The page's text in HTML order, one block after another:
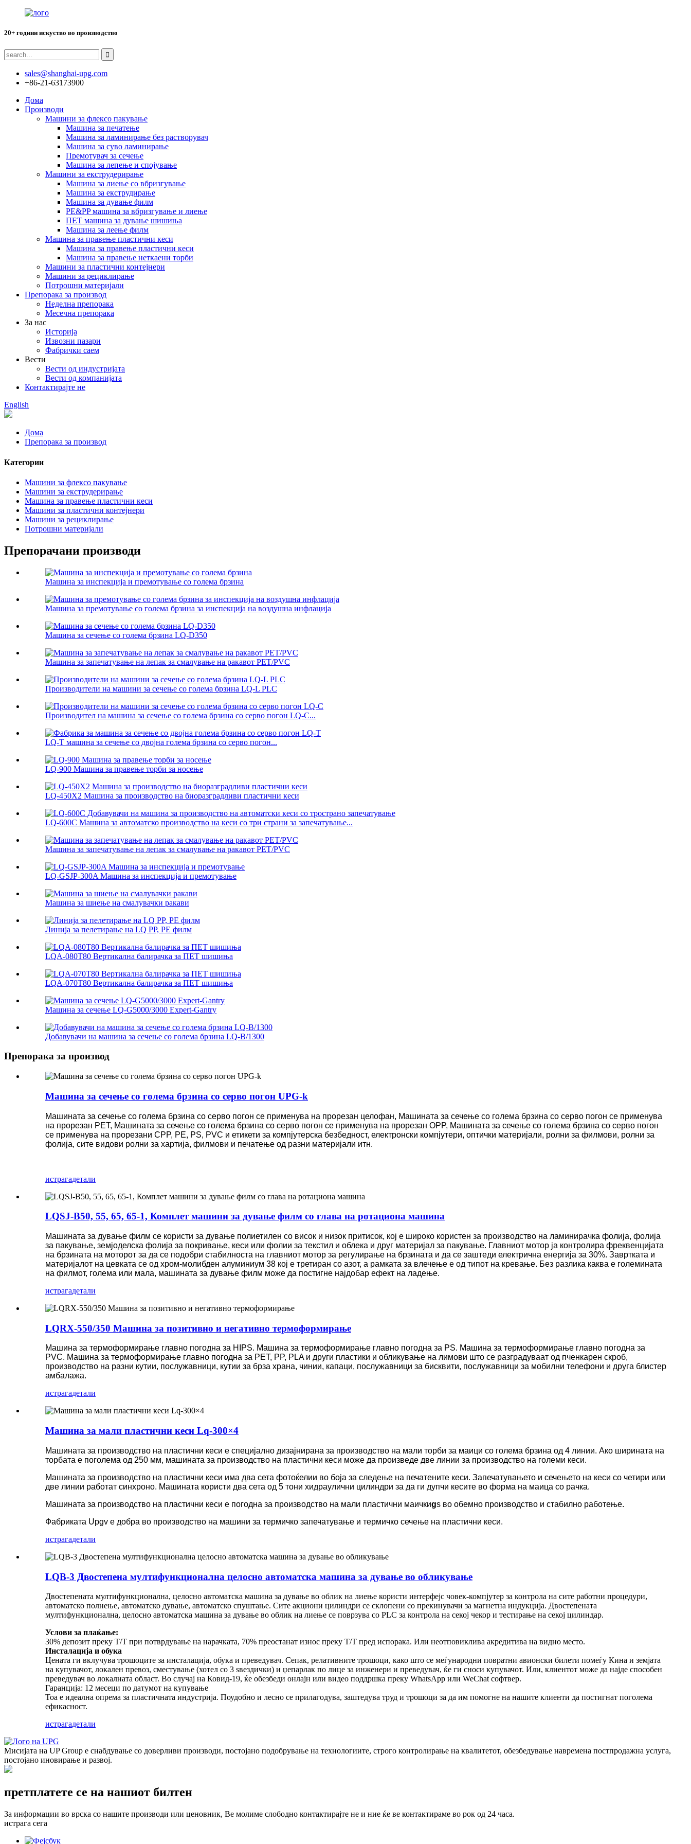
20+ години искуство во производство
sales@shanghai-upg.com
+86-21-63173900
Дома
Производи
Машини за флексо пакување
Машина за печатење
Машина за ламинирање без растворувач
Машина за суво ламинирање
Премотувач за сечење
Машина за лепење и спојување
Машини за екструдерирање
Машина за лиење со вбризгување
Машина за екструдирање
Машина за дување филм
PE&PP машина за вбризгување и лиење
ПЕТ машина за дување шишиња
Машина за леење филм
Машина за правење пластични кеси
Машина за правење пластични кеси
Машина за правење неткаени торби
Машини за пластични контејнери
Машини за рециклирање
Потрошни материјали
Препорака за производ
Неделна препорака
Месечна препорака
За нас
Историја
Извозни пазари
Фабрички саем
Вести
Вести од индустријата
Вести од компанијата
Контактирајте не
English
Дома
Препорака за производ
Категории
Машини за флексо пакување
Машини за екструдерирање
Машина за правење пластични кеси
Машини за пластични контејнери
Машини за рециклирање
Потрошни материјали
Препорачани производи
Машина за инспекција и премотување со голема брзина
Машина за премотување со голема брзина за инспекција на воздушна инфлација
Машина за сечење со голема брзина LQ-D350
Машина за запечатување на лепак за смалување на ракавот PET/PVC
Производители на машини за сечење со голема брзина LQ-L PLC
Производител на машина за сечење со голема брзина со серво погон LQ-C...
LQ-T машина за сечење со двојна голема брзина со серво погон...
LQ-900 Машина за правење торби за носење
LQ-450X2 Машина за производство на биоразградливи пластични кеси
LQ-600C Машина за автоматско производство на кеси со три страни за запечатување...
Машина за запечатување на лепак за смалување на ракавот PET/PVC
LQ-GSJP-300A Машина за инспекција и премотување
Машина за шиење на смалувачки ракави
Линија за пелетирање на LQ PP, PE филм
LQA-080T80 Вертикална балирачка за ПЕТ шишиња
LQA-070T80 Вертикална балирачка за ПЕТ шишиња
Машина за сечење LQ-G5000/3000 Expert-Gantry
Добавувачи на машина за сечење со голема брзина LQ-B/1300
Препорака за производ
Машина за сечење со голема брзина со серво погон UPG-k
Машината за сечење со голема брзина со серво погон се применува на прорезан целофан, Машината за сечење со голема брзина со серво погон се применува
на прорезан PET, Машината за сечење со голема брзина со серво погон се применува на прорезан OPP, Машината за сечење со голема брзина со серво погон
се применува на прорезани CPP, PE, PS, PVC и етикети за компјутерска безбедност, електронски компјутери, оптички материјали, ролни за филмови, ролни за
фолија, сите видови ролни за хартија, филмови и печатење од разни материјали итн.
истрагадетали
LQSJ-B50, 55, 65, 65-1, Комплет машини за дување филм со глава на ротациона машина
Машината за дување филм се користи за дување полиетилен со висок и низок притисок, кој е широко користен за производство на ламинирачка фолија, фолија
за пакување, земјоделска фолија за покривање, кеси или фолии за текстил и облека и друг материјал за пакување. Главниот мотор ја контролира фреквенцијата
на брзината на моторот за да се подобри стабилноста на главниот мотор за регулирање на брзината и да се заштеди електрична енергија за 30%. Завртката и
материјалот на цевката се од хром-молибден алуминиум 38 кој е третиран со азот, а рамката за влечење е од типот на кревање. Без разлика каква е големината
на филмот, голема или мала, машината за дување филм може да постигне најдобар ефект на ладење.
истрагадетали
LQRX-550/350 Машина за позитивно и негативно термоформирање
Машина за термоформирање главно погодна за HIPS. Машина за термоформирање главно погодна за PS. Машина за термоформирање главно погодна за
PVC. Машина за термоформирање главно погодна за PET, PP, PLA и други пластики и обликување на лимови што се разградуваат од пченкарен скроб,
производство на разни кутии, послужавници, кутии за брза храна, чинии, капаци, послужавници за бисквити, послужавници за мобилни телефони и друга блистер
амбалажа.
истрагадетали
Машина за мали пластични кеси Lq-300×4
Машината за производство на пластични кеси е специјално дизајнирана за производство на мали торби за маици со голема брзина од 4 линии. Ако ширината на
торбата е поголема од 250 мм, машината за производство на пластични кеси може да произведе две линии за производство на големи кеси.
Машината за производство на пластични кеси има два сета фотоќелии во боја за следење на печатените кеси. Запечатувањето и сечењето на кеси со четири или
две линии работат синхроно. Машината користи два сета од 5 тони хидраулични цилиндри за да ги дупчи кесите во форма на маица со рачка.
Машината за производство на пластични кеси е погодна за производство на мали пластични маичкиgs во обемно производство и стабилно работење.
Фабриката Upgv е добра во производство на машини за термичко запечатување и термичко сечење на пластични кеси.
истрагадетали
LQB-3 Двостепена мултифункционална целосно автоматска машина за дување во обликување
Двостепената мултифункционална, целосно автоматска машина за дување во облик на лиење користи интерфејс човек-компјутер за контрола на сите работни процедури,
автоматско полнење, автоматско дување, автоматско спуштање. Сите акциони цилиндри се склопени со прекинувачи за магнетна индукција. Двостепената
мултифункционална, целосно автоматска машина за дување во облик на лиење се поврзува со PLC за контрола на секој чекор и тестирање на секој цилиндар.
Услови за плаќање:
30% депозит преку T/T при потврдување на нарачката, 70% преостанат износ преку T/T пред испорака. Или неотповиклива акредитива на видно место.
Инсталација и обука
Цената ги вклучува трошоците за инсталација, обука и преведувач. Сепак, релативните трошоци, како што се меѓународни повратни авионски билети помеѓу Кина и земјата
на купувачот, локален превоз, сместување (хотел со 3 ѕвездички) и џепарлак по лице за инженери и преведувач, ќе ги сноси купувачот. Или, клиентот може да најде способен
преведувач во локалната област. Во случај на Ковид-19, ќе обезбеди онлајн или видео поддршка преку WhatsApp или WeChat софтвер.
Гаранција: 12 месеци по датумот на купување
Тоа е идеална опрема за пластичната индустрија. Поудобно и лесно се прилагодува, заштедува труд и трошоци за да им помогне на нашите клиенти да постигнат поголема
ефикасност.
истрагадетали
Мисијата на UP Group е снабдување со доверливи производи, постојано подобрување на технологиите, строго контролирање на квалитетот, обезбедување навремена постпродажна услуга,
постојано иновирање и развој.
претплатете се на нашиот билтен
За информации во врска со нашите производи или ценовник, Ве молиме слободно контактирајте не и ние ќе ве контактираме во рок од 24 часа.
истрага сега